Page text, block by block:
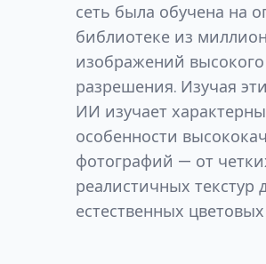
сеть была обучена на
библиотеке из
изображений
разрешения. Изучая
ИИ изучает
особенности
фотографий — от
реалистичных текстур
естественных